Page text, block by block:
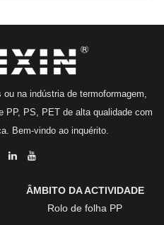
na indústria de termoformagem,
PP, PS, PET de alta qualidade com
Bem-vindo ao inquérito.
ÂMBITO DA ACTIVIDADE
Rolo de folha PP